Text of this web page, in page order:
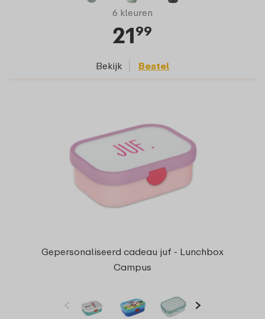
6 kleuren
2199
Bekijk Bestel
Gepersonaliseerd cadeau juf - Lunchbox
Campus